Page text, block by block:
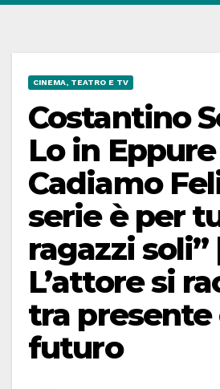
CINEMA, TEATRO E TV
Costantino
Lo in Eppure
Cadiamo
serie è per
ragazzi soli”
L’attore si
tra presente
futuro